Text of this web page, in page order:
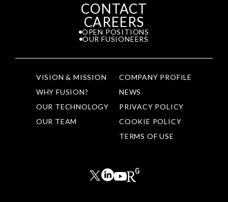
CONTACT
CAREERS
OPEN POSITIONS
OUR FUSIONEERS
VISION & MISSION
WHY FUSION?
OUR TECHNOLOGY
OUR TEAM
COMPANY PROFILE
NEWS
PRIVACY POLICY
COOKIE POLICY
TERMS OF USE